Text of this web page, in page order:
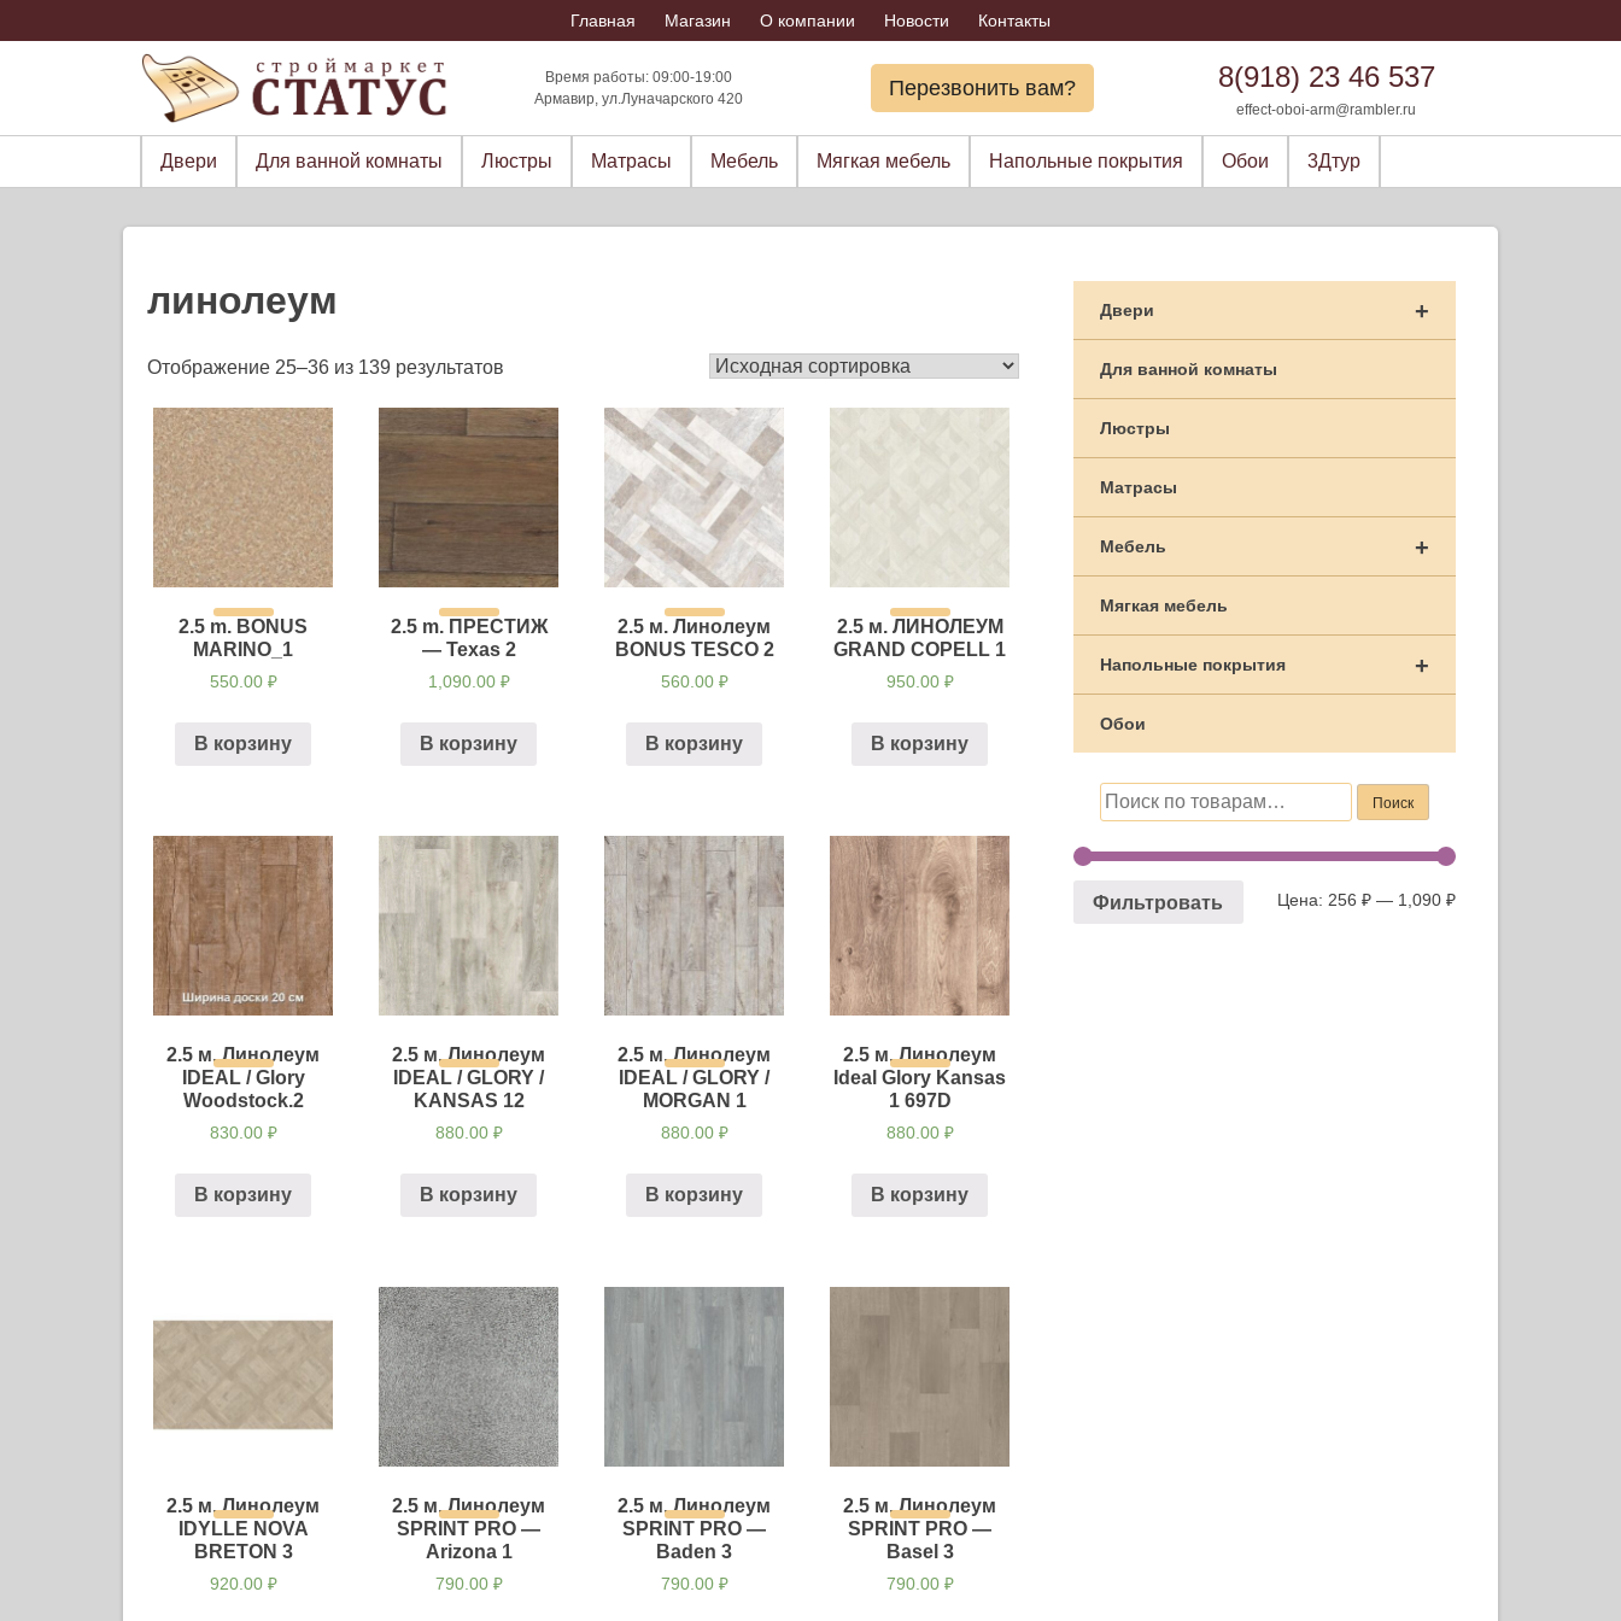
to
Главная Магазин О компании Новости Контакты
Время работы: 09:00-19:00
Армавир, ул.Луначарского 420
Перезвонить вам? 8(918) 23 46 537
effect-oboi-arm@rambler.ru
Двери Для ванной комнаты Люстры Матрасы Мебель Мягкая мебель Напольные покрытия Обои 3Дтур
+
Двери
Для ванной комнаты
Люстры
Матрасы
+
Мебель
Мягкая мебель
+
Напольные покрытия
Обои
Искать: Поиск
Фильтровать Цена: 256 ₽— 1,090 ₽
линолеум
Отображение 25–36 из 139 результатов
2.5 m. BONUS
MARINO_1
550.00 ₽
В корзину
2.5 m. ПРЕСТИЖ
— Texas 2
1,090.00 ₽
В корзину
2.5 м. Линолеум
BONUS TESCO 2
560.00 ₽
В корзину
2.5 м. ЛИНОЛЕУМ
GRAND COPELL 1
950.00 ₽
В корзину
2.5 м. Линолеум
IDEAL / Glory
Woodstock.2
830.00 ₽
В корзину
2.5 м. Линолеум
IDEAL / GLORY /
KANSAS 12
880.00 ₽
В корзину
2.5 м. Линолеум
IDEAL / GLORY /
MORGAN 1
880.00 ₽
В корзину
2.5 м. Линолеум
Ideal Glory Kansas
1 697D
880.00 ₽
В корзину
2.5 м. Линолеум
IDYLLE NOVA
BRETON 3
920.00 ₽
2.5 м. Линолеум
SPRINT PRO —
Arizona 1
790.00 ₽
2.5 м. Линолеум
SPRINT PRO —
Baden 3
790.00 ₽
2.5 м. Линолеум
SPRINT PRO —
Basel 3
790.00 ₽